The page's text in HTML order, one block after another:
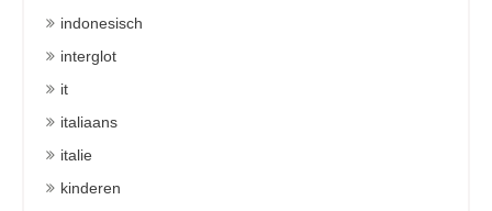
indonesisch
interglot
it
italiaans
italie
kinderen